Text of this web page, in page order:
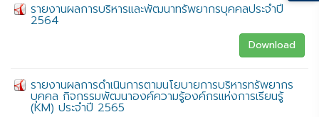
รายงานผลการบริหารและพัฒนาทรัพยากรบุคคลประจำปี
2564
Download
รายงานผลการดำเนินการตามนโยบายการบริหารทรัพยากร
บุคคล กิจกรรมพัฒนาองค์ความรู้องค์กรแห่งการเรียนรู้
(KM) ประจำปี 2565